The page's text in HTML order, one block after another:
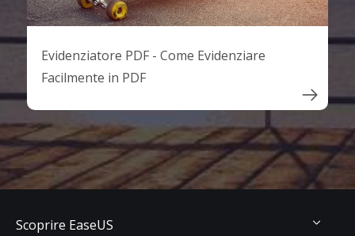
Evidenziatore PDF - Come Evidenziare
Facilmente in PDF

Scoprire EaseUS